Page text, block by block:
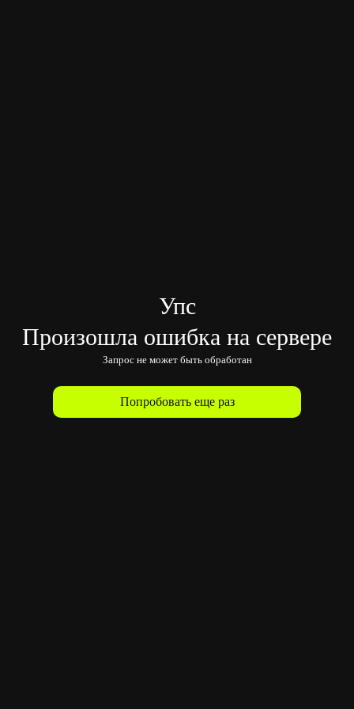
Упс
Произошла ошибка на сервере
Запрос не может быть обработан
Попробовать еще раз